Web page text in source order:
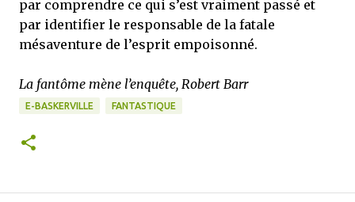
par comprendre ce qui s’est vraiment passé et
par identifier le responsable de la fatale
mésaventure de l’esprit empoisonné.
La fantôme mène l’enquête, Robert Barr
E-BASKERVILLE FANTASTIQUE